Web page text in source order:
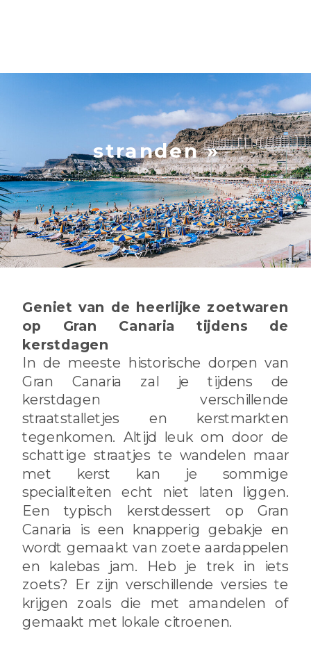
stranden »
Geniet van de heerlijke zoetwaren
op Gran Canaria tijdens de
kerstdagen
In de meeste historische dorpen van
Gran Canaria zal je tijdens de
kerstdagen verschillende
straatstalletjes en kerstmarkten
tegenkomen. Altijd leuk om door de
schattige straatjes te wandelen maar
met kerst kan je sommige
specialiteiten echt niet laten liggen.
Een typisch kerstdessert op Gran
Canaria is een knapperig gebakje en
wordt gemaakt van zoete aardappelen
en kalebas jam. Heb je trek in iets
zoets? Er zijn verschillende versies te
krijgen zoals die met amandelen of
gemaakt met lokale citroenen.